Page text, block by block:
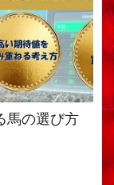
馬の選び方